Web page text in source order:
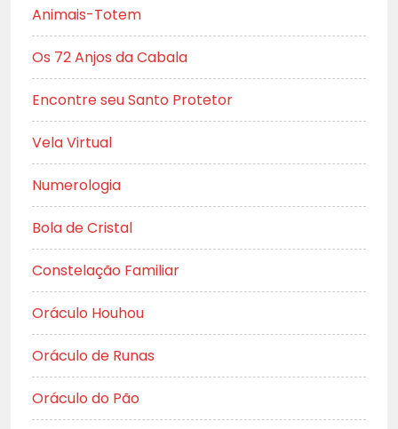
Animais-Totem
Os 72 Anjos da Cabala
Encontre seu Santo Protetor
Vela Virtual
Numerologia
Bola de Cristal
Constelação Familiar
Oráculo Houhou
Oráculo de Runas
Oráculo do Pão